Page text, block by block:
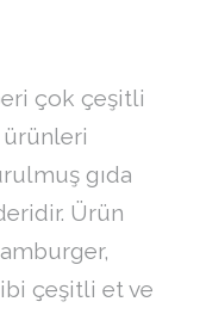
çok çeşitli
gıda
Ürün
çeşitli et ve